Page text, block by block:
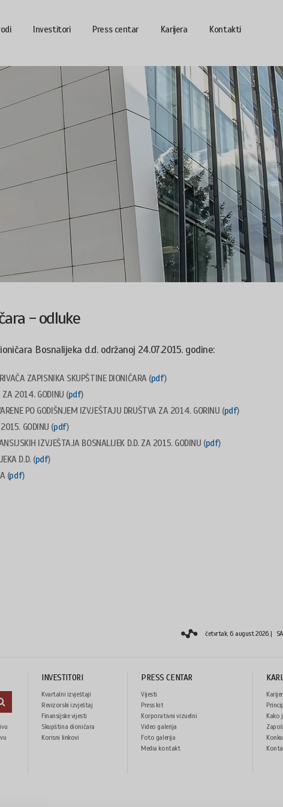
Investitori Press centar Karijera Kontakti
- odluke
Bosnalijeka d.d. održanoj 24.07.2015. godine:
ZAPISNIKA SKUPŠTINE DIONIČARA (pdf)
ZA 2014. GODINU (pdf)
PO GODIŠNJEM IZVJEŠTAJU DRUŠTVA ZA 2014. GORINU (pdf)
GODINU (pdf)
IZVJEŠTAJA BOSNALIJEK D.D. ZA 2015. GODINU (pdf)
D.D. (pdf)
(pdf)
četvrtak, 6. august 2026.|
INVESTITORI
Kvartalni izvještaji
Revizorski izvještaj
Finansijske vijesti
Skupština dioničara
Korisni linkovi
PRESS CENTAR
Vijesti
Press kit
Korporativni vizuelni
identitet
Video galerija
Foto galerija
Media kontakt
Kako